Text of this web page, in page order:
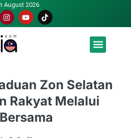
August 2026
Zon Selatan
Rakyat Melalui